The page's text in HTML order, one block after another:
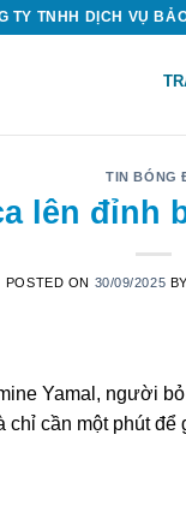
TNHH DỊCH VỤ
TIN BÓNG
lên đỉnh
POSTED ON 30/09/2025
Yamal, người
chỉ cần một phút